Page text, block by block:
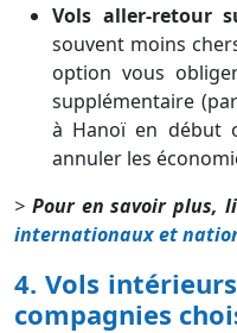
Vols aller-retour
souvent moins
option vous
supplémentaire
à Hanoï en début
annuler les
> Pour en savoir plus,
internationaux et
4. Vols
compagnies